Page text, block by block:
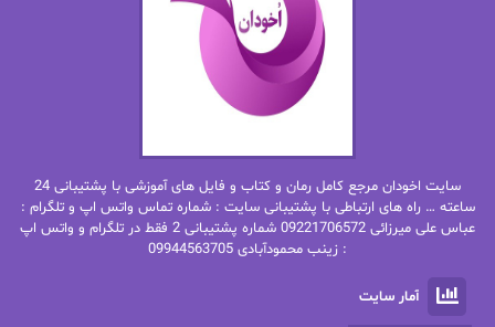
بهار سلطانی
بهاره شیرازی
بهاره.م
بیتا فرخی
پاتریشیا ویلسون پرتو فرهمند
پرستو اسحقی
پرستو مهاجر
سایت اخودان مرجع کامل رمان و کتاب و فایل های آموزشی با پشتیبانی 24
ساعته … راه های ارتباطی با پشتیبانی سایت : شماره تماس واتس اپ و تلگرام :
عباس علی میرزائی 09221706572 شماره پشتیبانی 2 فقط در تلگرام و واتس اپ
: زینب محمودآبادی 09944563705
آمار سایت